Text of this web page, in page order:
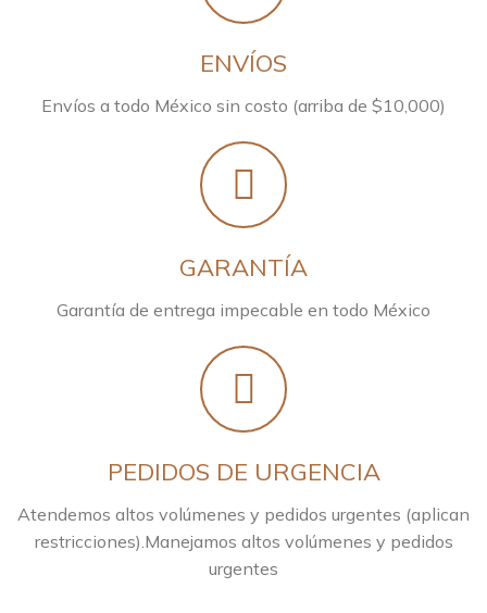
ENVÍOS
Envíos a todo México sin costo (arriba de $10,000)
GARANTÍA
Garantía de entrega impecable en todo México
PEDIDOS DE URGENCIA
Atendemos altos volúmenes y pedidos urgentes (aplican
restricciones).Manejamos altos volúmenes y pedidos
urgentes